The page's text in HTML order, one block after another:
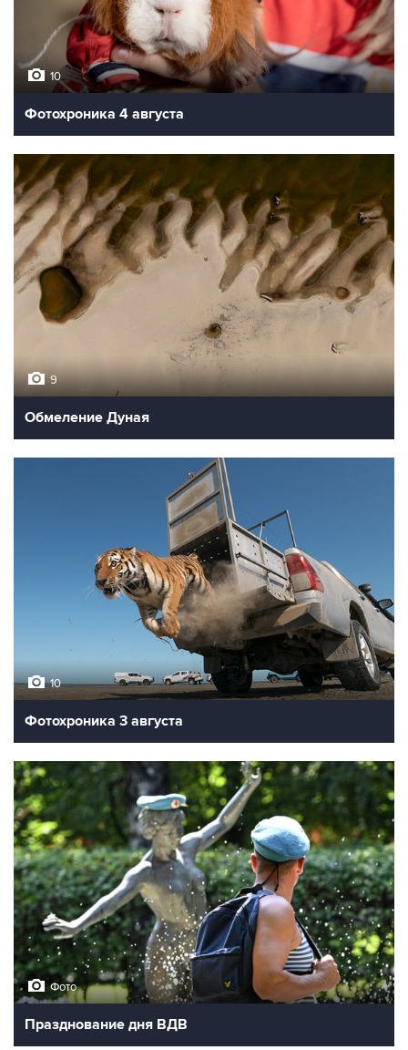
10
Фотохроника 4 августа
9
Обмеление Дуная
10
Фотохроника 3 августа
Фото
Празднование дня ВДВ